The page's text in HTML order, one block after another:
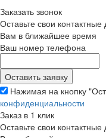
Заказать звонок
Оставьте свои
Вам в ближайшее время
Ваш номер телефона
Нажимая на кнопку
конфиденциальности
Заказ в 1 клик
Оставьте свои